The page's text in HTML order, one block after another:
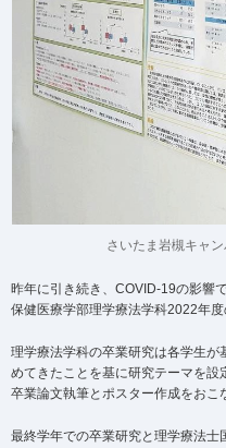
さいたま岩槻キャ
昨年に引き続き、COVID-19の影響
保健医療学部理学療法学科2022年
理学療法学科の卒業研究は各学生
めてきたことを基に研究テーマを設
卒業論文執筆とポスター作成をおこ
最終学年での卒業研究と理学療法